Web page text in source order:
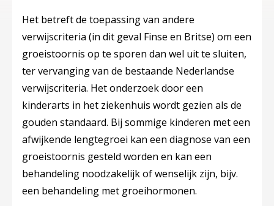
Het betreft de toepassing van andere
verwijscriteria (in dit geval Finse en Britse) om een
groeistoornis op te sporen dan wel uit te sluiten,
ter vervanging van de bestaande Nederlandse
verwijscriteria. Het onderzoek door een
kinderarts in het ziekenhuis wordt gezien als de
gouden standaard. Bij sommige kinderen met een
afwijkende lengtegroei kan een diagnose van een
groeistoornis gesteld worden en kan een
behandeling noodzakelijk of wenselijk zijn, bijv.
een behandeling met groeihormonen.